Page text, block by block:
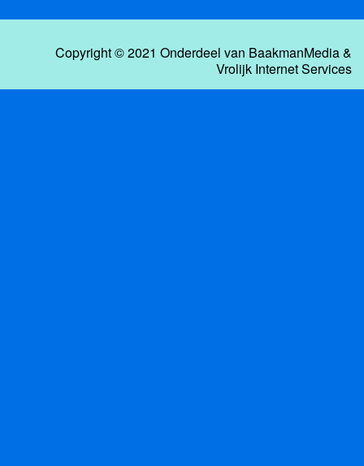
Copyright © 2021 Onderdeel van BaakmanMedia&
Vrolijk Internet Services